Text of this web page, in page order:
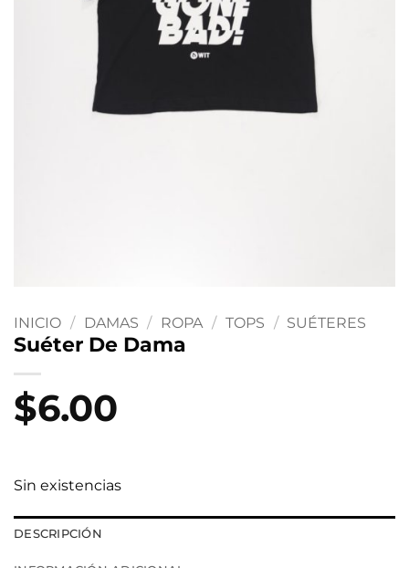
INICIO / DAMAS / ROPA / TOPS / SUÉTERES
Suéter De Dama
$6.00
Sin existencias
DESCRIPCIÓN